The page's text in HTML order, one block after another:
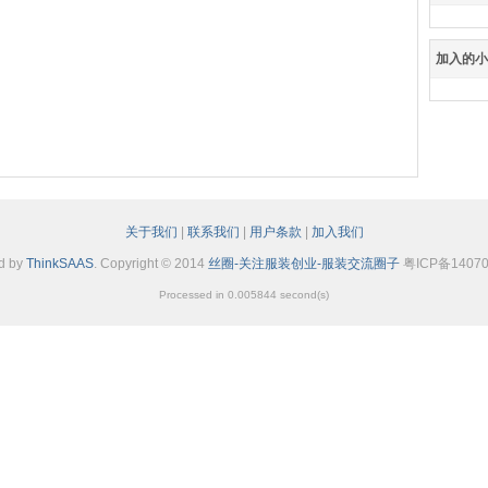
加入的
关于我们 联系我们 用户条款 加入我们
by ThinkSAAS. Copyright © 2014 丝圈-关注服装创业-服装交流圈子粤ICP备
Processed in 0.005844 second(s)